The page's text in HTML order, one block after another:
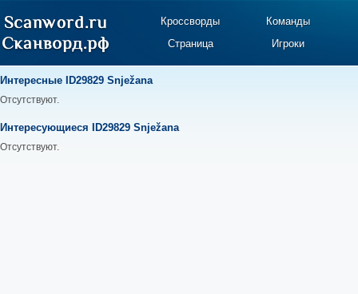
Кроссворды
Команды
Страница
Игроки
Интересные ID29829 Snježana
Отсутствуют.
Интересующиеся ID29829 Snježana
Отсутствуют.